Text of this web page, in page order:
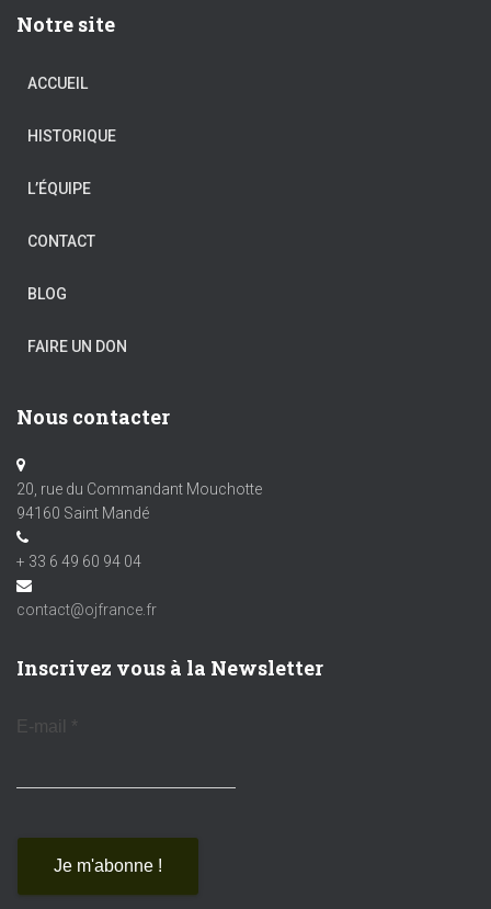
Notre site
ACCUEIL
HISTORIQUE
L’ÉQUIPE
CONTACT
BLOG
FAIRE UN DON
Nous contacter
20, rue du Commandant Mouchotte
94160 Saint Mandé
+ 33 6 49 60 94 04
contact@ojfrance.fr
Inscrivez vous à la Newsletter
E-mail *